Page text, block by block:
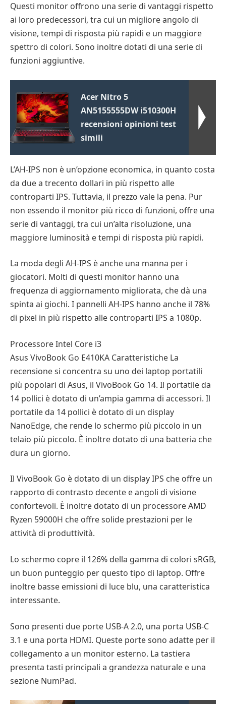
Questi monitor offrono una serie di vantaggi rispetto
ai loro predecessori, tra cui un migliore angolo di
visione, tempi di risposta più rapidi e un maggiore
spettro di colori. Sono inoltre dotati di una serie di
funzioni aggiuntive.
Acer Nitro 5
AN5155555DW i510300H
recensioni opinioni test
simili
L’AH-IPS non è un’opzione economica, in quanto costa
da due a trecento dollari in più rispetto alle
controparti IPS. Tuttavia, il prezzo vale la pena. Pur
non essendo il monitor più ricco di funzioni, offre una
serie di vantaggi, tra cui un’alta risoluzione, una
maggiore luminosità e tempi di risposta più rapidi.
La moda degli AH-IPS è anche una manna per i
giocatori. Molti di questi monitor hanno una
frequenza di aggiornamento migliorata, che dà una
spinta ai giochi. I pannelli AH-IPS hanno anche il 78%
di pixel in più rispetto alle controparti IPS a 1080p.
Processore Intel Core i3
Asus VivoBook Go E410KA Caratteristiche La
recensione si concentra su uno dei laptop portatili
più popolari di Asus, il VivoBook Go 14. Il portatile da
14 pollici è dotato di un’ampia gamma di accessori. Il
portatile da 14 pollici è dotato di un display
NanoEdge, che rende lo schermo più piccolo in un
telaio più piccolo. È inoltre dotato di una batteria che
dura un giorno.
Il VivoBook Go è dotato di un display IPS che offre un
rapporto di contrasto decente e angoli di visione
confortevoli. È inoltre dotato di un processore AMD
Ryzen 59000H che offre solide prestazioni per le
attività di produttività.
Lo schermo copre il 126% della gamma di colori sRGB,
un buon punteggio per questo tipo di laptop. Offre
inoltre basse emissioni di luce blu, una caratteristica
interessante.
Sono presenti due porte USB-A 2.0, una porta USB-C
3.1 e una porta HDMI. Queste porte sono adatte per il
collegamento a un monitor esterno. La tastiera
presenta tasti principali a grandezza naturale e una
sezione NumPad.